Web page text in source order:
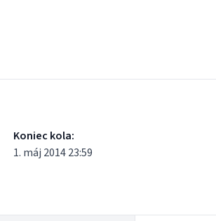
Koniec kola:
1. máj 2014 23:59